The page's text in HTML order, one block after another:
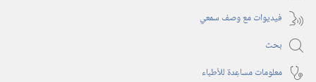
فيديوات مع وصف سمعي
بحث
معلومات مساعِدة للأطباء